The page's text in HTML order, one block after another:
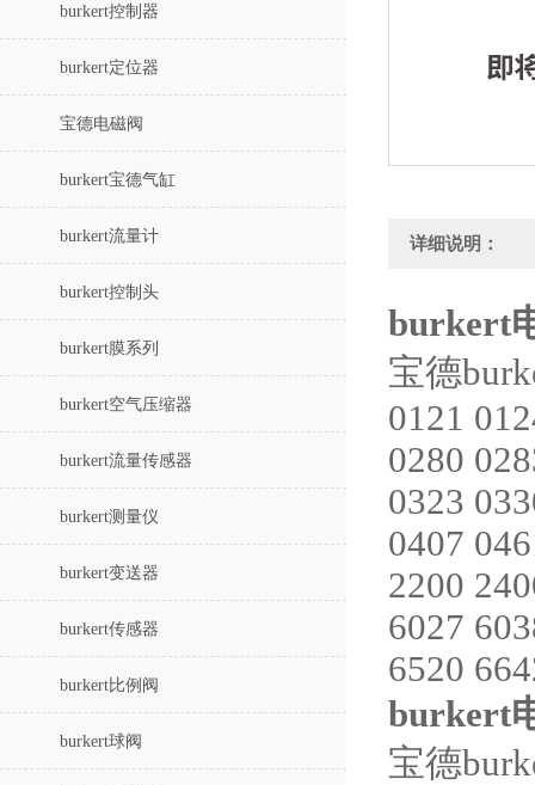
burkert控制器
burkert定位器
宝德电磁阀
burkert宝德气缸
burkert流量计
burkert控制头
burkert膜系列
burkert空气压缩器
burkert流量传感器
burkert测量仪
burkert变送器
burkert传感器
burkert比例阀
burkert球阀
详细说明：
burkert
宝德
0121
0280
0323
0407
2200
6027
6520
burkert
宝德